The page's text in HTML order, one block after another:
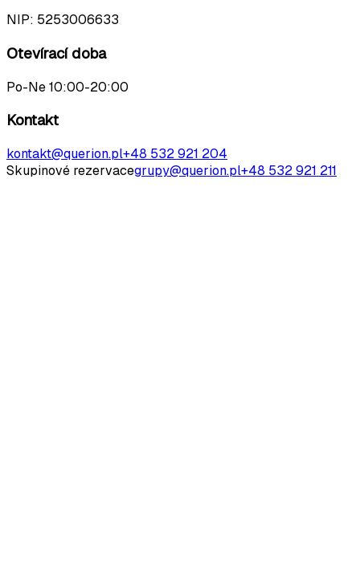
NIP: 5253006633
Otevírací doba
Po-Ne 10:00-20:00
Kontakt
kontakt@querion.pl+48 532 921 204
Skupinové rezervacegrupy@querion.pl+48 532 921 211